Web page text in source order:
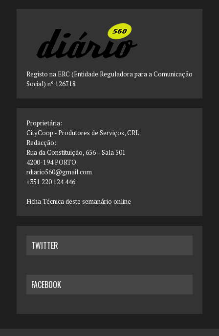
Registo na ERC (Entidade Reguladora para a Comunicação
Social) nº 126718
Proprietária:
CityCoop - Produtores de Serviços, CRL
Redacção:
Rua da Constituição, 656 – Sala 501
4200-194 PORTO
rdiario560@gmail.com
+351 220 124 446
Ficha Técnica deste semanário online
TWITTER
FACEBOOK